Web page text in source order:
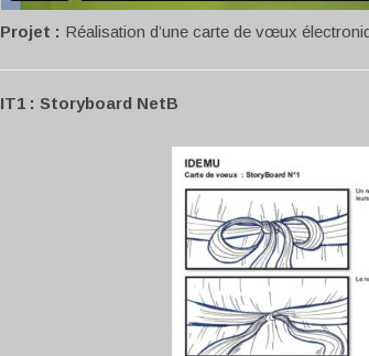
Projet : Réalisation d’une carte de vœux
IT1 : Storyboard NetB